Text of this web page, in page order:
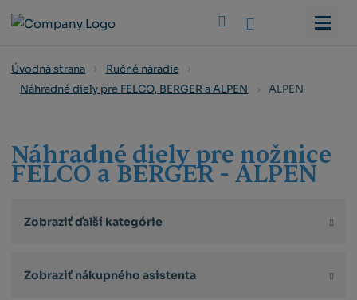
Úvodná strana
Ručné náradie
Náhradné diely pre FELCO, BERGER a ALPEN
ALPEN
Náhradné diely pre nožnice
FELCO a BERGER - ALPEN
Zobraziť ďalší kategórie
Zobraziť nákupného asistenta